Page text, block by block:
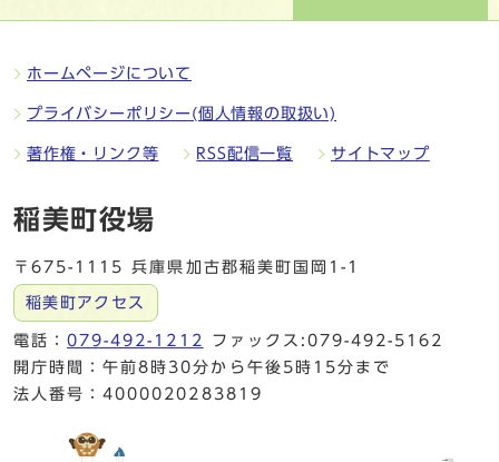
ホームページについて
プライバシーポリシー(個人情報の取扱い)
著作権・リンク等 RSS配信一覧 サイトマップ
稲美町役場
〒675-1115 兵庫県加古郡稲美町国岡1-1
稲美町アクセス
電話：079-492-1212
ファックス:079-492-5162
開庁時間：午前8時30分から午後5時15分まで
法人番号：4000020283819